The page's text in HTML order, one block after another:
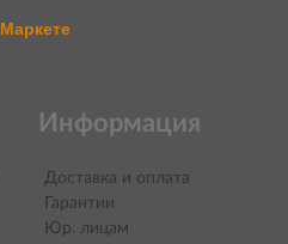
Маркете
Информация
Доставка и оплата
Гарантии
Юр. лицам